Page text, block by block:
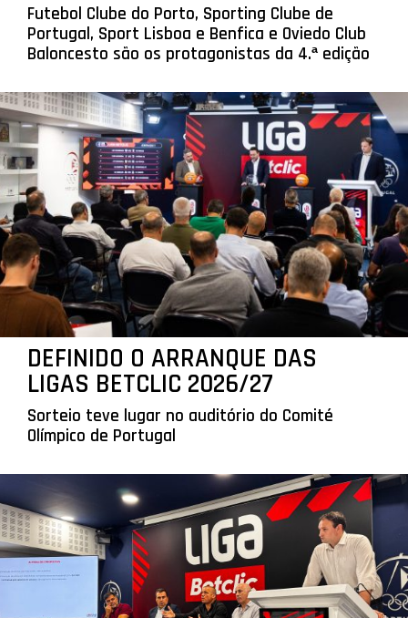
Futebol Clube do Porto, Sporting Clube de
Portugal, Sport Lisboa e Benfica e Oviedo Club
Baloncesto são os protagonistas da 4.ª edição
DEFINIDO O ARRANQUE DAS
LIGAS BETCLIC 2026/27
Sorteio teve lugar no auditório do Comité
Olímpico de Portugal